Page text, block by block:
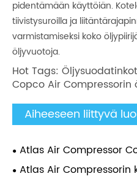
pidentämään käyttöiän.
tiivistysuroilla ja
varmistamiseksi koko
öljyvuotoja.
Hot Tags:
Copco Air
Aiheeseen liittyvä
Atlas Air Compressor
Atlas Air